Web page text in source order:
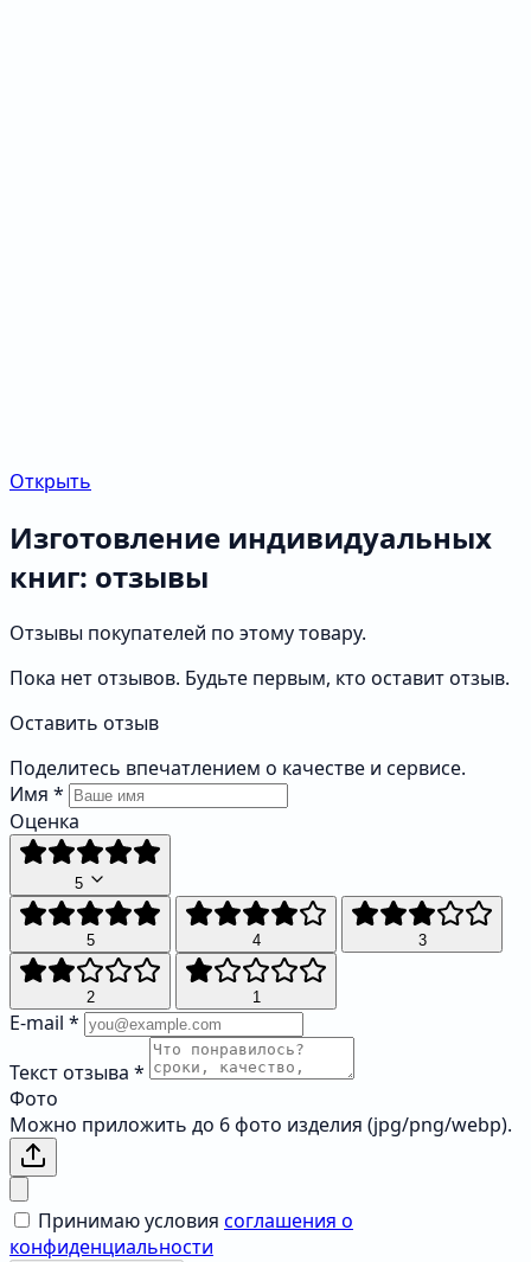
Открыть
Изготовление индивидуальных
книг: отзывы
Отзывы покупателей по этому товару.
Пока нет отзывов. Будьте первым, кто оставит отзыв.
Оставить отзыв
Поделитесь впечатлением о качестве и сервисе.
Имя *
Оценка
5
5 4 3
2 1
E-mail *
Текст отзыва *
Фото
Можно приложить до 6 фото изделия (jpg/png/webp).
Принимаю условия соглашения о
конфиденциальности